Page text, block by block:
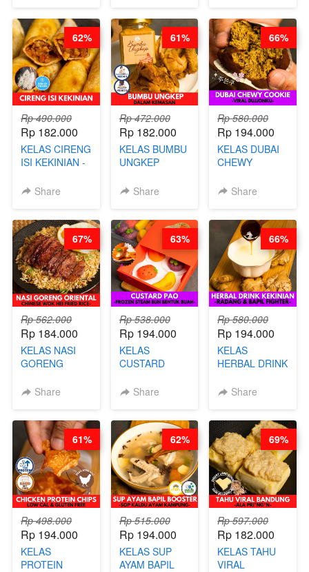
WIJSMAN- BY
CHEF DITA
BARISTA
ARISUDANA
Rp 490.000
Rp 182.000
KELAS CIRENG
ISI KEKINIAN -
Share
62%
Rp 472.000
Rp 182.000
KELAS BUMBU
UNGKEP
KEMASAN - BY
Share
61%
Rp 580.000
Rp 194.000
KELAS DUBAI
CHEWY
VIRAL
DITA
Share
66%
Rp 562.000
Rp 184.000
KELAS NASI
GORENG
CHINESE WOK
CHEF
STEPHANIE
Share
67%
Rp 538.000
Rp 194.000
KELAS
CUSTARD
STEAM BUN
CHEF DITA
Share
63%
Rp 580.000
Rp 194.000
KELAS
HERBAL DRINK
RADANG &
BARISTA
ARISUDANA
Share
66%
Rp 498.000
Rp 194.000
KELAS
PROTEIN
61%
Rp 515.000
Rp 194.000
KELAS SUP
AYAM BAPIL
62%
Rp 597.000
Rp 182.000
KELAS TAHU
VIRAL
69%